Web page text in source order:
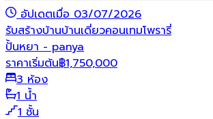
อัปเดตเมื่อ 03/07/2026
รับสร้างบ้านบ้านเดี่ยวคอนเทมโพรารี่
ปั้นหยา - panya
ราคาเริ่มต้น฿1,750,000
3 ห้อง
1 น้ำ
1 ชั้น